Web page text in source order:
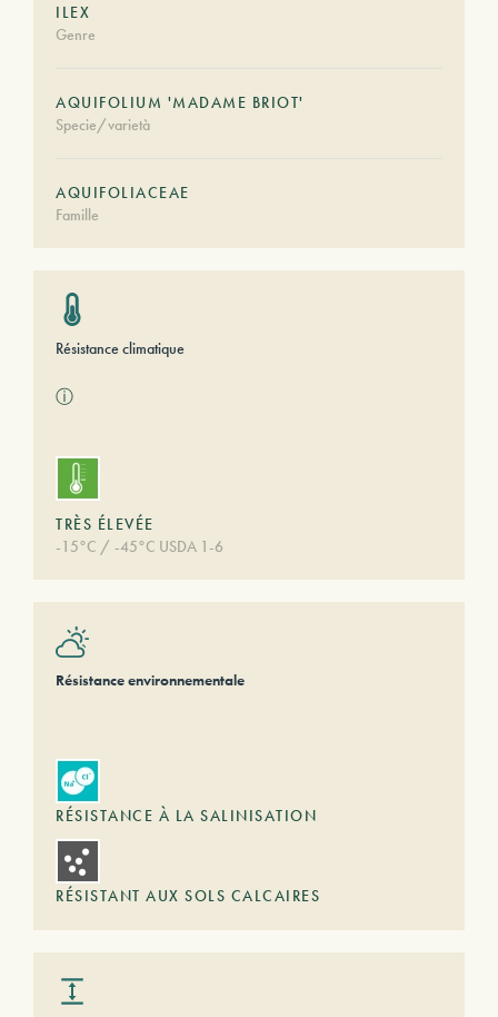
ILEX
Genre
AQUIFOLIUM 'MADAME BRIOT'
Specie/varietà
AQUIFOLIACEAE
Famille
Résistance climatique
ⓘ
TRÈS ÉLEVÉE
-15°C / -45°C USDA 1-6
Résistance environnementale
RÉSISTANCE À LA SALINISATION
RÉSISTANT AUX SOLS CALCAIRES